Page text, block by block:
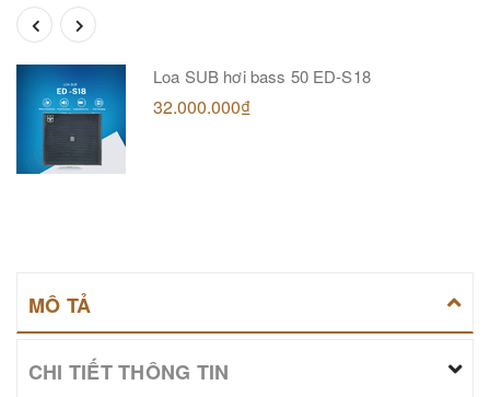
Loa SUB hơi bass 50 ED-S18
32.000.000₫
MÔ TẢ
CHI TIẾT THÔNG TIN